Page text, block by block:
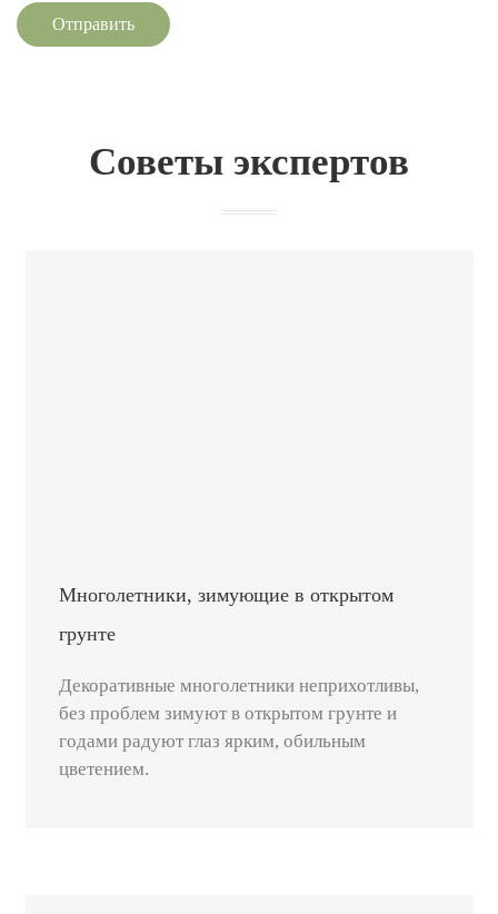
Отправить
Советы экспертов
Многолетники, зимующие в открытом
грунте
Декоративные многолетники неприхотливы,
без проблем зимуют в открытом грунте и
годами радуют глаз ярким, обильным
цветением.